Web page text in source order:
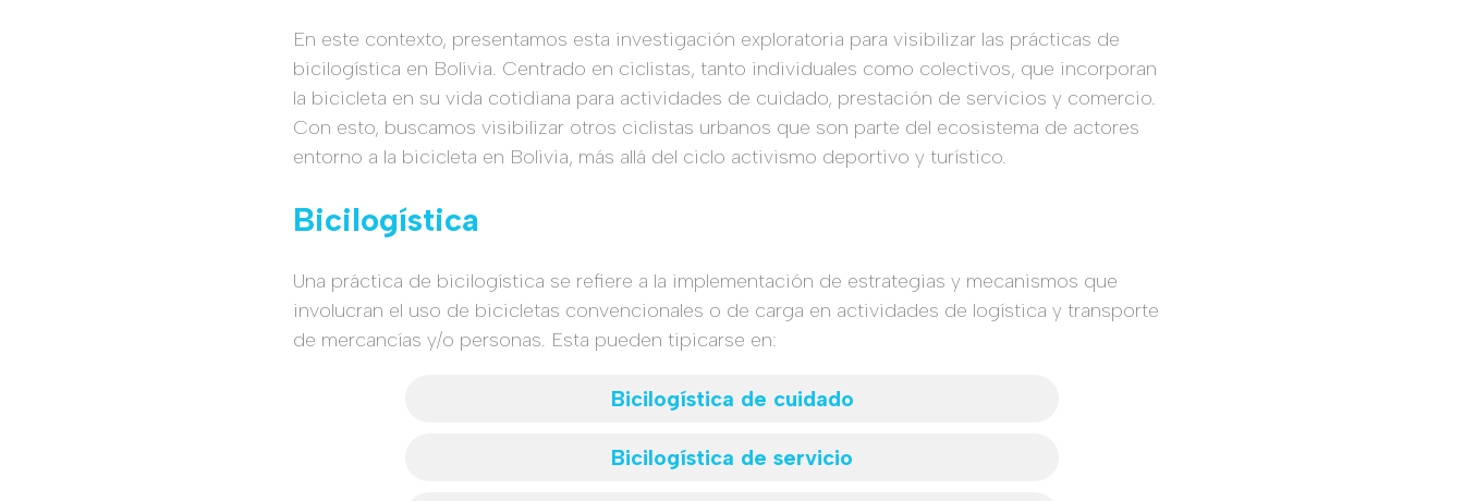
En este contexto, presentamos esta investigación exploratoria para visibilizar las prácticas de
bicilogística en Bolivia. Centrado en ciclistas, tanto individuales como colectivos, que incorporan
la bicicleta en su vida cotidiana para actividades de cuidado, prestación de servicios y comercio.
Con esto, buscamos visibilizar otros ciclistas urbanos que son parte del ecosistema de actores
entorno a la bicicleta en Bolivia, más allá del ciclo activismo deportivo y turístico.
Bicilogística
Una práctica de bicilogística se refiere a la implementación de estrategias y mecanismos que
involucran el uso de bicicletas convencionales o de carga en actividades de logística y transporte
de mercancías y/o personas. Esta pueden tipicarse en:
Bicilogística de cuidado
Bicilogística de servicio